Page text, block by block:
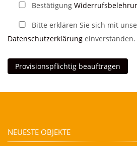
Bestätigung
Bitte erklären Sie sich mit
Datenschutzerklärung
NEUESTE OBJEKTE